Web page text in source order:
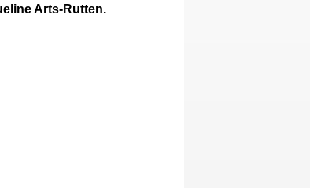
Arts-Rutten.